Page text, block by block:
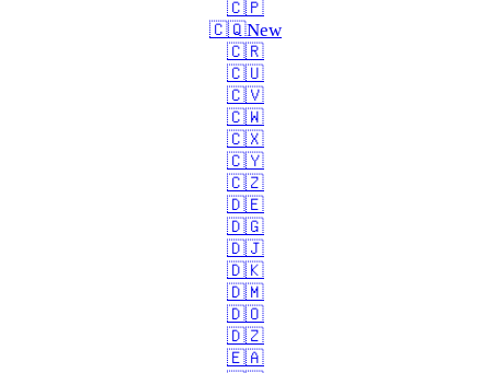
🇨🇵
🇨🇶New
🇨🇷
🇨🇺
🇨🇻
🇨🇼
🇨🇽
🇨🇾
🇨🇿
🇩🇪
🇩🇬
🇩🇯
🇩🇰
🇩🇲
🇩🇴
🇩🇿
🇪🇦